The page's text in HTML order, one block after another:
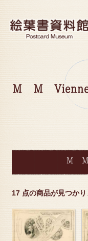
M M
M M
17 点の商品が見つかり